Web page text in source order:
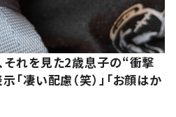
それを見た2歳息子の“衝撃
凄い配慮（笑）」「お顔はか